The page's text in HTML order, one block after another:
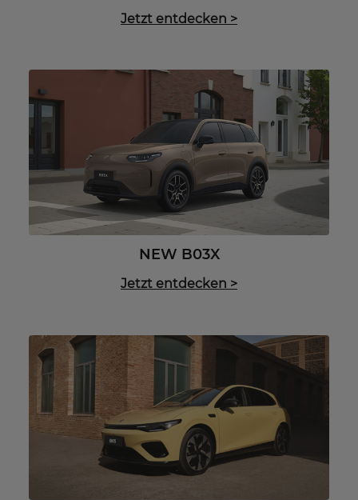
Jetzt entdecken >
NEW B03X
Jetzt entdecken >